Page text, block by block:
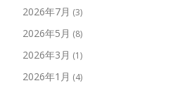
2026年7月 (3)
2026年5月 (8)
2026年3月 (1)
2026年1月 (4)